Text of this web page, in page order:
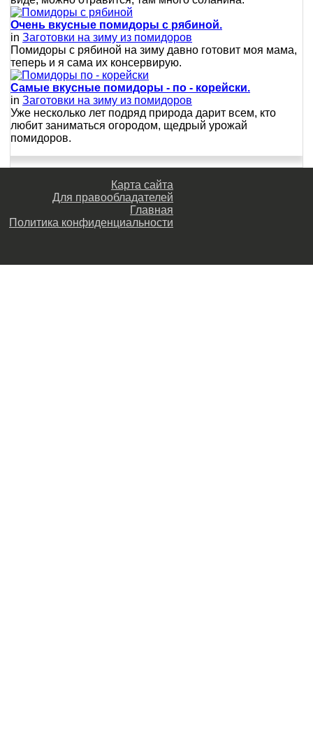
Очень вкусные помидоры с рябиной.
in Заготовки на зиму из помидоров
Помидоры с рябиной на зиму давно готовит моя мама,
теперь и я сама их консервирую.
Самые вкусные помидоры - по - корейски.
in Заготовки на зиму из помидоров
Уже несколько лет подряд природа дарит всем, кто
любит заниматься огородом, щедрый урожай
помидоров.
Карта сайта
Для правообладателей
Главная
Политика конфиденциальности